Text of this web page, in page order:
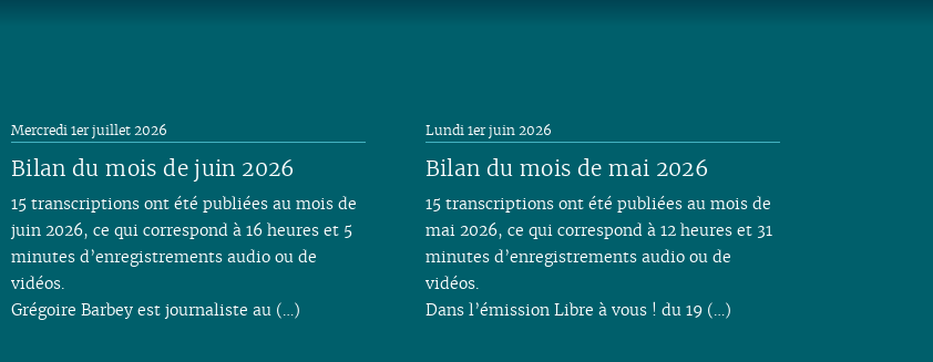
Bilan du mois de juin 2026
Mercredi 1er juillet 2026
15 transcriptions ont été publiées au mois de
juin 2026, ce qui correspond à 16 heures et 5
minutes d’enregistrements audio ou de
vidéos.
Grégoire Barbey est journaliste au (…)
Bilan du mois de mai 2026
Lundi 1er juin 2026
15 transcriptions ont été publiées au mois de
mai 2026, ce qui correspond à 12 heures et 31
minutes d’enregistrements audio ou de
vidéos.
Dans l’émission Libre à vous ! du 19 (…)